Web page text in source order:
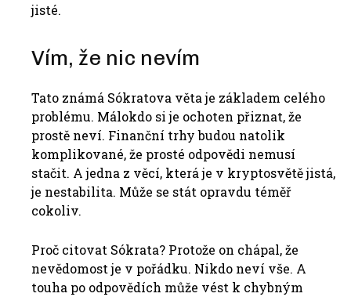
jisté.
Vím, že nic nevím
Tato známá Sókratova věta je základem celého
problému. Málokdo si je ochoten přiznat, že
prostě neví. Finanční trhy budou natolik
komplikované, že prosté odpovědi nemusí
stačit. A jedna z věcí, která je v kryptosvětě jistá,
je nestabilita. Může se stát opravdu téměř
cokoliv.
Proč citovat Sókrata? Protože on chápal, že
nevědomost je v pořádku. Nikdo neví vše. A
touha po odpovědích může vést k chybným